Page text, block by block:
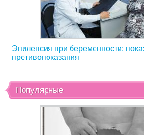
Эпилепсия при беременности:
противопоказания
Популярные